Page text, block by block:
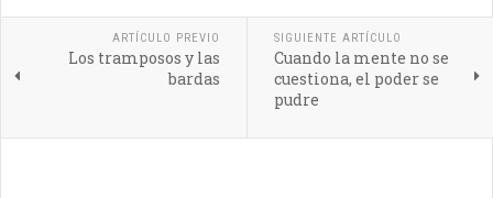
ARTÍCULO PREVIO
Los tramposos y las
bardas
SIGUIENTE ARTÍCULO
Cuando la mente no se
cuestiona, el poder se
pudre